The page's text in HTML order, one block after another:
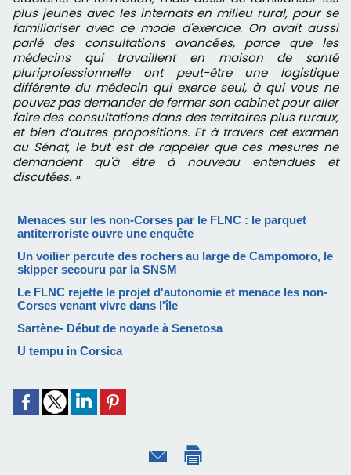
plus jeunes avec les internats en milieu rural, pour se
familiariser avec ce mode d'exercice. On avait aussi
parlé des consultations avancées, parce que les
médecins qui travaillent en maison de santé
pluriprofessionnelle ont peut-être une logistique
différente du médecin qui exerce seul, à qui vous ne
pouvez pas demander de fermer son cabinet pour aller
faire des consultations dans des territoires plus ruraux,
et bien d’autres propositions. Et à travers cet examen
au Sénat, le but est de rappeler que ces mesures ne
demandent qu'à être à nouveau entendues et
discutées. »
Menaces sur les non-Corses par le FLNC : le parquet
antiterroriste ouvre une enquête
Un voilier percute des rochers au large de Campomoro, le
skipper secouru par la SNSM
Le FLNC rejette le projet d'autonomie et menace les non-
Corses venant vivre dans l'île
Sartène- Début de noyade à Senetosa
U tempu in Corsica